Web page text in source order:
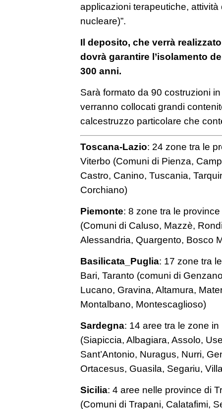
applicazioni terapeutiche,
nucleare)”.
Il deposito, che verrà
dovrà garantire l’isolamento
300 anni.
Sarà formato da 90 costruzioni
verranno collocati grandi
calcestruzzo particolare che
Toscana-Lazio: 24 zone tra le
Viterbo (Comuni di Pienza,
Castro, Canino, Tuscania,
Corchiano)
Piemonte: 8 zone tra le
(Comuni di Caluso, Mazzè,
Alessandria, Quargento, Bosco
Basilicata_Puglia: 17 zone tra
Bari, Taranto (comuni di
Lucano, Gravina, Altamura,
Montalbano, Montescaglioso)
Sardegna: 14 aree tra le zone
(Siapiccia, Albagiara, Assolo,
Sant’Antonio, Nuragus, Nurri,
Ortacesus, Guasila, Segariu,
Sicilia: 4 aree nelle province di
(Comuni di Trapani, Calatafimi,